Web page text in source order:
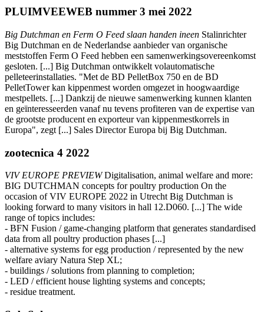
PLUIMVEEWEB nummer 3 mei 2022
Big Dutchman en Ferm O Feed slaan handen ineen Stalinrichter
Big Dutchman en de Nederlandse aanbieder van organische
meststoffen Ferm O Feed hebben een samenwerkingsovereenkomst
gesloten. [...] Big Dutchman ontwikkelt volautomatische
pelleteerinstallaties. "Met de BD PelletBox 750 en de BD
PelletTower kan kippenmest worden omgezet in hoogwaardige
mestpellets. [...] Dankzij de nieuwe samenwerking kunnen klanten
en geïnteresseerden vanaf nu tevens profiteren van de expertise van
de grootste producent en exporteur van kippenmestkorrels in
Europa", zegt [...] Sales Director Europa bij Big Dutchman.
zootecnica 4 2022
VIV EUROPE PREVIEWDigitalisation, animal welfare and more:
BIG DUTCHMAN concepts for poultry production On the
occasion of VIV EUROPE 2022 in Utrecht Big Dutchman is
looking forward to many visitors in hall 12.D060. [...] The wide
range of topics includes:
- BFN Fusion / game-changing platform that generates standardised
data from all poultry production phases [...]
- alternative systems for egg production / represented by the new
welfare aviary Natura Step XL;
- buildings / solutions from planning to completion;
- LED / efficient house lighting systems and concepts;
- residue treatment.